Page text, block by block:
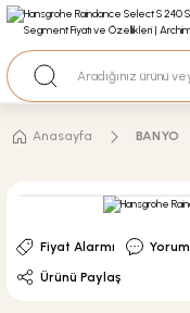
Nakit Ödemeli
Anasayfa BANYO
Fiyat Alarmı
Ürünü Paylaş